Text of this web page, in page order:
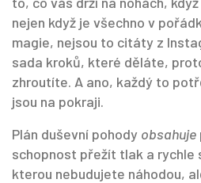
nejen když je všechno v
magie, nejsou to citáty z
sada kroků, které děláte,
zhroutíte. A ano, každý to
jsou na pokraji.
Plán duševní pohody obsahuje
schopnost přežít tlak a
kterou nebudujete náhodou,